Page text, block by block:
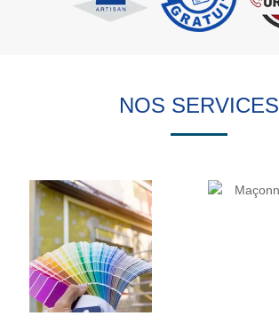
NOS SERVICES